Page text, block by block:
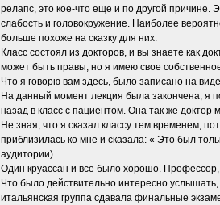
релапс, это кое-что еще и по другой причине.
слабость и головокружение. Наиболее
больше похоже на сказку для них.
Класс состоял из докторов, и вы знаете как
может быть правы, но я имею свое
Что я говорю вам здесь, было записано на
На данный момент лекция была закончена, я
назад в класс с пациентом. Она так же доктор
Не зная, что я сказал классу тем временем,
приблизилась ко мне и сказала: « Это был
аудитории)
Один круассан и все было хорошо.
Что было действительно интересно
итальянская группа сдавала финальные